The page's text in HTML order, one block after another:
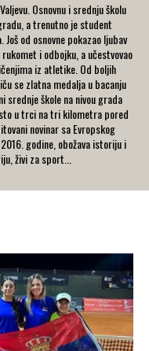
Osnovnu i srednju školu
a trenutno je student
od osnovne pokazao ljubav
i odbojku, a učestvovao
iz atletike. Od boljih
se zlatna medalja u bacanju
srednje škole na nivou grada
u trci na tri kilometra pored
novinar sa Evropskog
godine, obožava istoriju i
živi za sport...